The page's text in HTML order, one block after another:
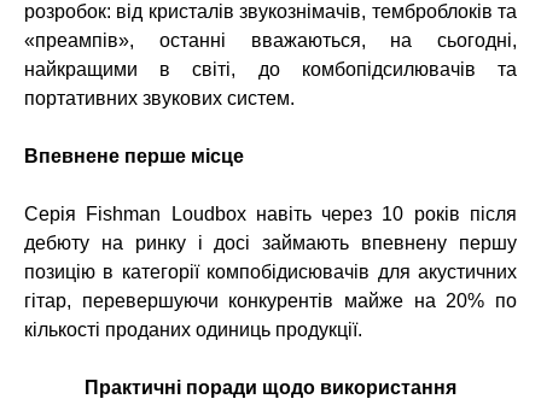
розробок: від кристалів звукознімачів, темброблоків та
«преампів», останні вважаються, на сьогодні,
найкращими в світі, до комбопідсилювачів та
портативних звукових систем.
Впевнене перше місце
Серія Fishman Loudbox навіть через 10 років після
дебюту на ринку і досі займають впевнену першу
позицію в категорії компобідисювачів для акустичних
гітар, перевершуючи конкурентів майже на 20% по
кількості проданих одиниць продукції.
Практичні поради щодо використання